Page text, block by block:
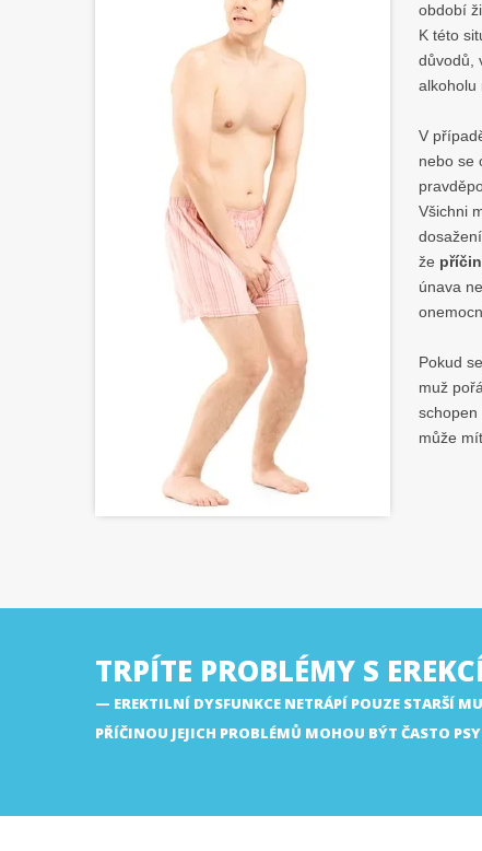
období
K této
důvodů,
alkoholu
V
nebo se
Všichni
že
únava
Pokud
muž
schopen
může mít
TRPÍTE PROBLÉMY S
EREKTILNÍ DYSFUNKCE NETRÁPÍ POUZE STARŠÍ
PŘÍČINOU JEJICH PROBLÉMŮ MOHOU BÝT ČASTO